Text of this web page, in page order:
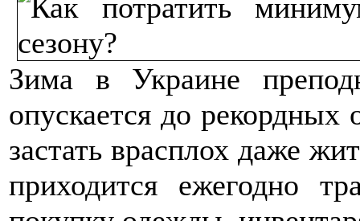
Зима в Украине
опускается до рекордных
застать врасплох даже
приходится ежегодно